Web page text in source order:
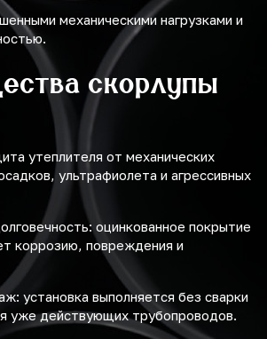
механическими нагрузками и
скорлупы
утеплителя от механических
ультрафиолета и агрессивных
оцинкованное покрытие
коррозию, повреждения и
установка выполняется без сварки
уже действующих трубопроводов.